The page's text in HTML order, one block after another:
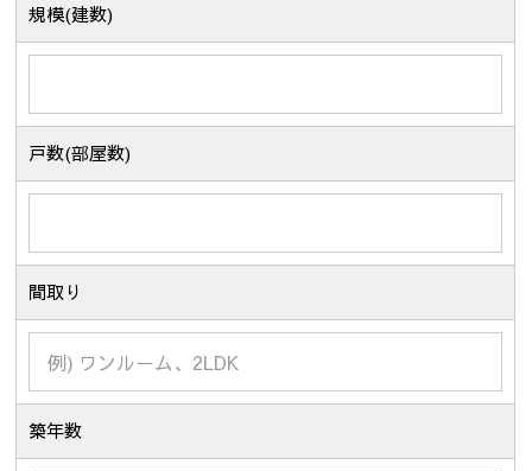
規模(建数)
戸数(部屋数)
間取り
築年数